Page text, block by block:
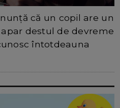
că un copil are un
destul de devreme
întotdeauna